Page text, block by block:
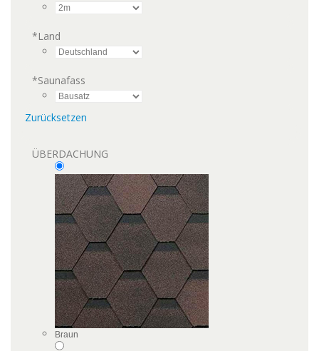
*Land
*Saunafass
Zurücksetzen
ÜBERDACHUNG
Braun